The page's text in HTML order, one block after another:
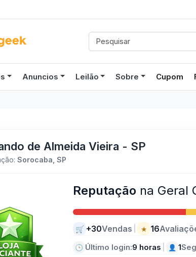
Anuncios Leilão Sobre Cupom
de Almeida Vieira - SP
Sorocaba, SP
Reputação na Geral
🛒 +30Vendas ★ 16
🕒 Último login:9 horas 👤 1